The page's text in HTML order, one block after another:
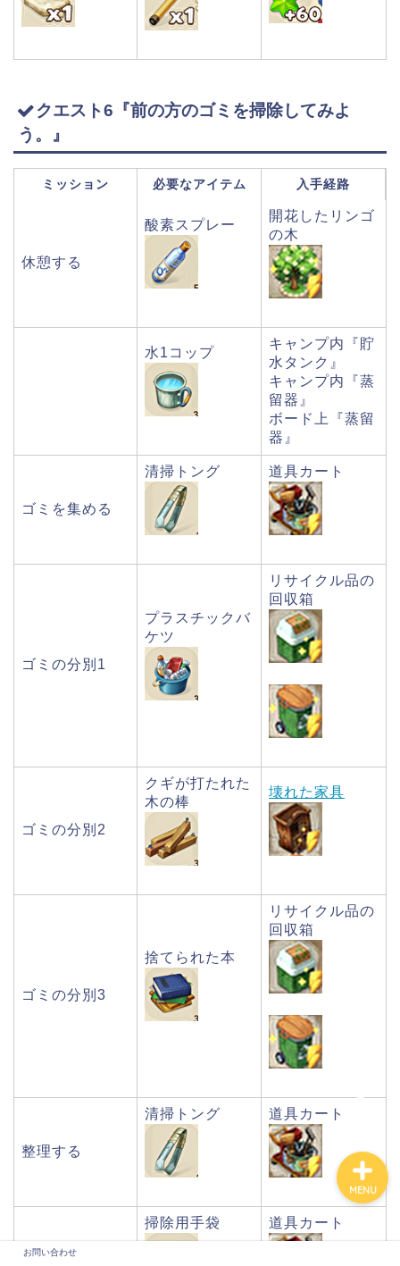
クエスト6『前の方のゴミを掃除してみよ
う。』
ミッション 必要なアイテム 入手経路
休憩する
酸素スプレー
開花したリンゴ
の木
水1コップ
キャンプ内『貯
水タンク』
キャンプ内『蒸
留器』
ボード上『蒸留
器』
ゴミを集める
清掃トング 道具カート
ゴミの分別1
プラスチックバ
ケツ
リサイクル品の
回収箱
ゴミの分別2
クギが打たれた
木の棒
壊れた家具
ゴミの分別3
捨てられた本
リサイクル品の
回収箱
整理する
清掃トング 道具カート
掃除用手袋 道具カート
お問い合わせ
MENU